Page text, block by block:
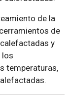
de la
de
y
los
temperaturas,